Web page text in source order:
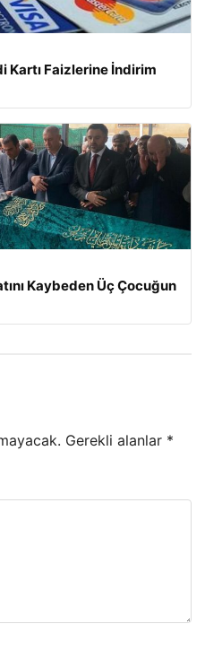
Kartı Faizlerine İndirim
Kaybeden Üç Çocuğun
Gerekli alanlar *